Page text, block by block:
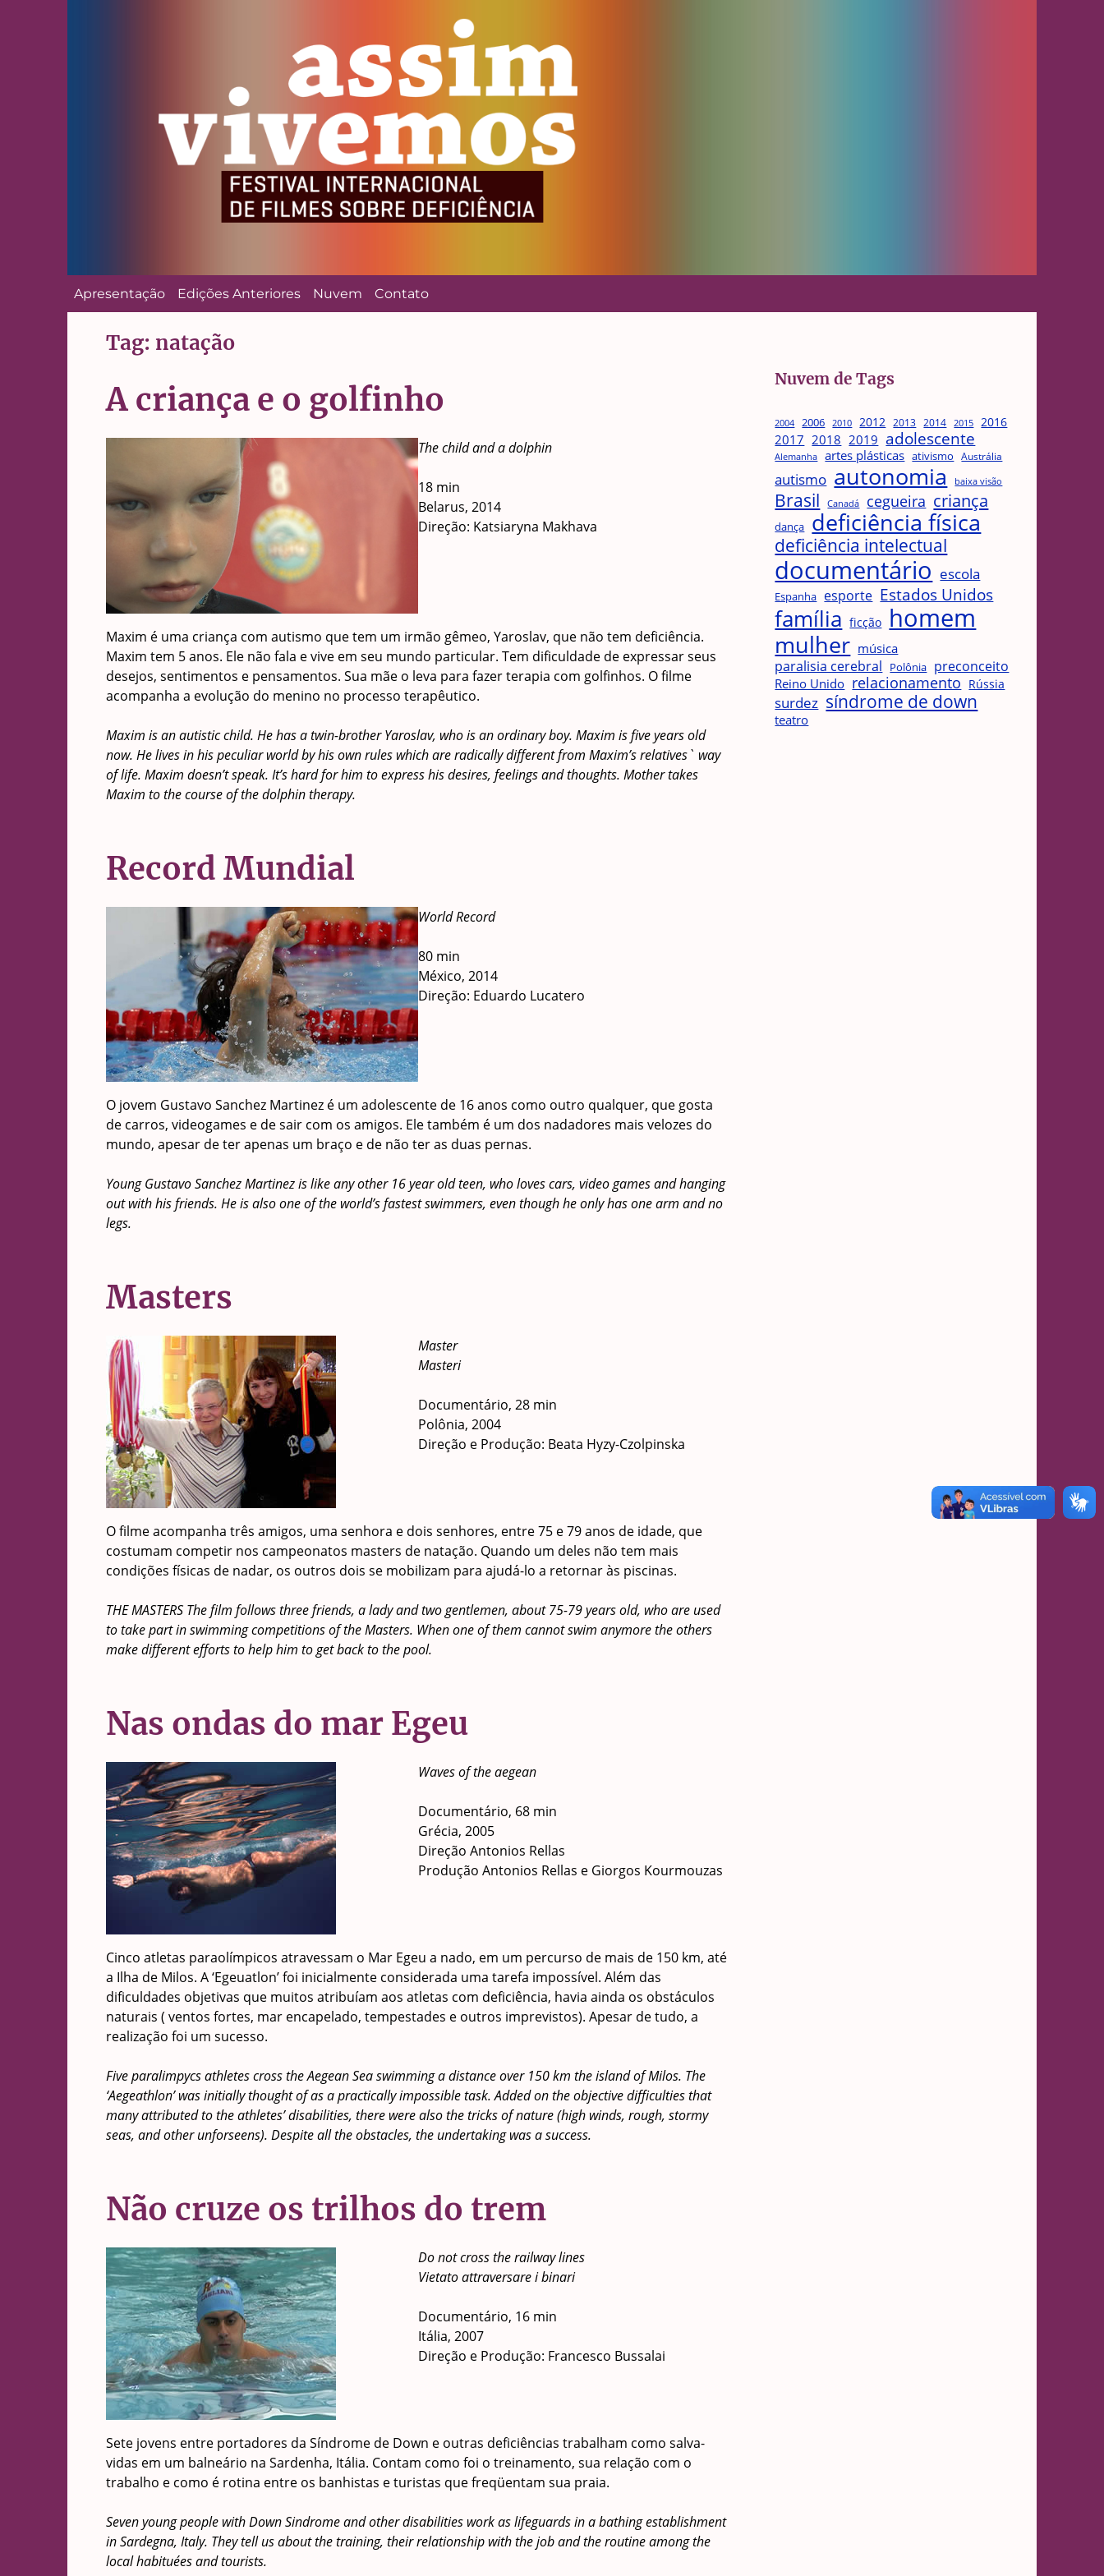
Apresentação Edições Anteriores Nuvem Contato
Tag: natação
A criança e o golfinho
The child and a dolphin
18 min
Belarus, 2014
Direção: Katsiaryna Makhava
Maxim é uma criança com autismo que tem um irmão gêmeo, Yaroslav, que não tem deficiência.
Maxim tem 5 anos. Ele não fala e vive em seu mundo particular. Tem dificuldade de expressar seus
desejos, sentimentos e pensamentos. Sua mãe o leva para fazer terapia com golfinhos. O filme
acompanha a evolução do menino no processo terapêutico.
Maxim is an autistic child. He has a twin-brother Yaroslav, who is an ordinary boy. Maxim is five years old
now. He lives in his peculiar world by his own rules which are radically different from Maxim’s relatives` way
of life. Maxim doesn’t speak. It’s hard for him to express his desires, feelings and thoughts. Mother takes
Maxim to the course of the dolphin therapy.
Record Mundial
World Record
80 min
México, 2014
Direção: Eduardo Lucatero
O jovem Gustavo Sanchez Martinez é um adolescente de 16 anos como outro qualquer, que gosta
de carros, videogames e de sair com os amigos. Ele também é um dos nadadores mais velozes do
mundo, apesar de ter apenas um braço e de não ter as duas pernas.
Young Gustavo Sanchez Martinez is like any other 16 year old teen, who loves cars, video games and hanging
out with his friends. He is also one of the world’s fastest swimmers, even though he only has one arm and no
legs.
Masters
Master
Masteri
Documentário, 28 min
Polônia, 2004
Direção e Produção: Beata Hyzy-Czolpinska
O filme acompanha três amigos, uma senhora e dois senhores, entre 75 e 79 anos de idade, que
costumam competir nos campeonatos masters de natação. Quando um deles não tem mais
condições físicas de nadar, os outros dois se mobilizam para ajudá-lo a retornar às piscinas.
THE MASTERS The film follows three friends, a lady and two gentlemen, about 75-79 years old, who are used
to take part in swimming competitions of the Masters. When one of them cannot swim anymore the others
make different efforts to help him to get back to the pool.
Nas ondas do mar Egeu
Waves of the aegean
Documentário, 68 min
Grécia, 2005
Direção Antonios Rellas
Produção Antonios Rellas e Giorgos Kourmouzas
Cinco atletas paraolímpicos atravessam o Mar Egeu a nado, em um percurso de mais de 150 km, até
a Ilha de Milos. A ‘Egeuatlon’ foi inicialmente considerada uma tarefa impossível. Além das
dificuldades objetivas que muitos atribuíam aos atletas com deficiência, havia ainda os obstáculos
naturais ( ventos fortes, mar encapelado, tempestades e outros imprevistos). Apesar de tudo, a
realização foi um sucesso.
Five paralimpycs athletes cross the Aegean Sea swimming a distance over 150 km the island of Milos. The
‘Aegeathlon’ was initially thought of as a practically impossible task. Added on the objective difficulties that
many attributed to the athletes’ disabilities, there were also the tricks of nature (high winds, rough, stormy
seas, and other unforseens). Despite all the obstacles, the undertaking was a success.
Não cruze os trilhos do trem
Do not cross the railway lines
Vietato attraversare i binari
Documentário, 16 min
Itália, 2007
Direção e Produção: Francesco Bussalai
Sete jovens entre portadores da Síndrome de Down e outras deficiências trabalham como salva-
vidas em um balneário na Sardenha, Itália. Contam como foi o treinamento, sua relação com o
trabalho e como é rotina entre os banhistas e turistas que freqüentam sua praia.
Seven young people with Down Sindrome and other disabilities work as lifeguards in a bathing establishment
in Sardegna, Italy. They tell us about the training, their relationship with the job and the routine among the
local habituées and tourists.
Nuvem de Tags
2004 2006 2010 2012 2013 2014 2015 2016
2017 2018 2019 adolescente
Alemanha artes plásticas ativismo Austrália
autismo autonomia baixa visão
Brasil Canadá cegueira criança
dança deficiência física
deficiência intelectual
documentário escola
Espanha esporte Estados Unidos
família ficção homem
mulher música
paralisia cerebral Polônia preconceito
Reino Unido relacionamento Rússia
surdez síndrome de down
teatro